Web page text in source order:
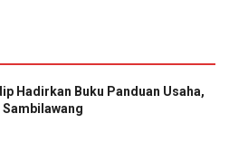
Hadirkan Buku Panduan Usaha,